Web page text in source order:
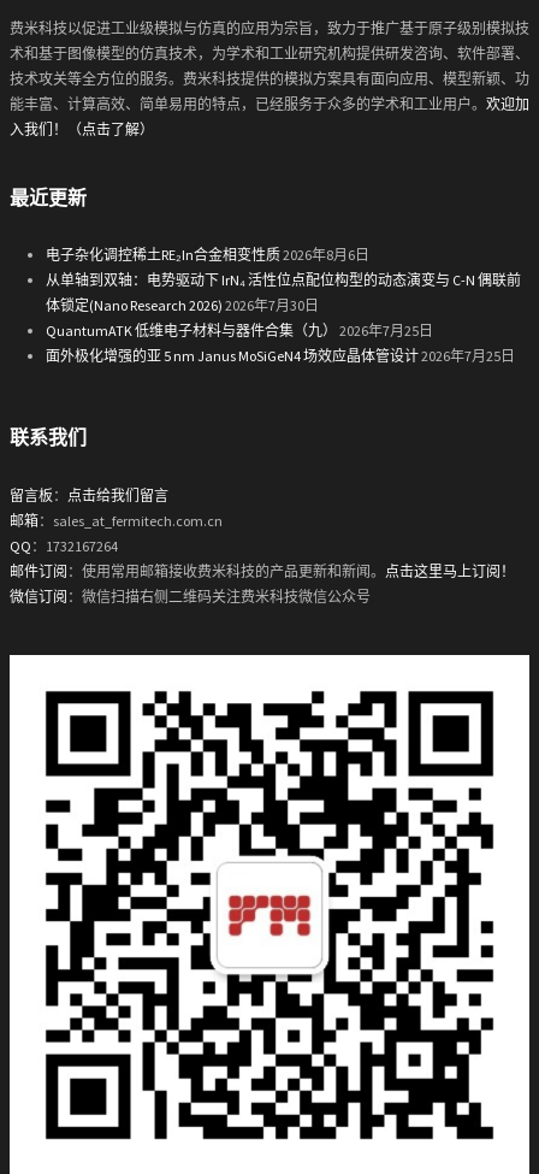
费米科技以促进工业级模拟与仿真的应用为宗旨，致力于推广基于原子级别模拟技
术和基于图像模型的仿真技术，为学术和工业研究机构提供研发咨询、软件部署、
技术攻关等全方位的服务。费米科技提供的模拟方案具有面向应用、模型新颖、功
能丰富、计算高效、简单易用的特点，已经服务于众多的学术和工业用户。 欢迎加
入我们！（点击了解）
最近更新
电子杂化调控稀土RE₂In合金相变性质2026年8月6日
从单轴到双轴：电势驱动下 IrN₄ 活性位点配位构型的动态演变与 C-N 偶联前
体锁定(Nano Research 2026) 2026年7月30日
QuantumATK 低维电子材料与器件合集（九）
2026年7月25日
面外极化增强的亚 5 nm Janus MoSiGeN4 场效应晶体管设计2026年7月25日
联系我们
留言板 ： 点击给我们留言
邮箱：sales_at_fermitech.com.cn
QQ ：1732167264
邮件订阅 ：使用常用邮箱接收费米科技的产品更新和新闻。 点击这里马上订阅！
微信订阅 ：微信扫描右侧二维码关注费米科技微信公众号